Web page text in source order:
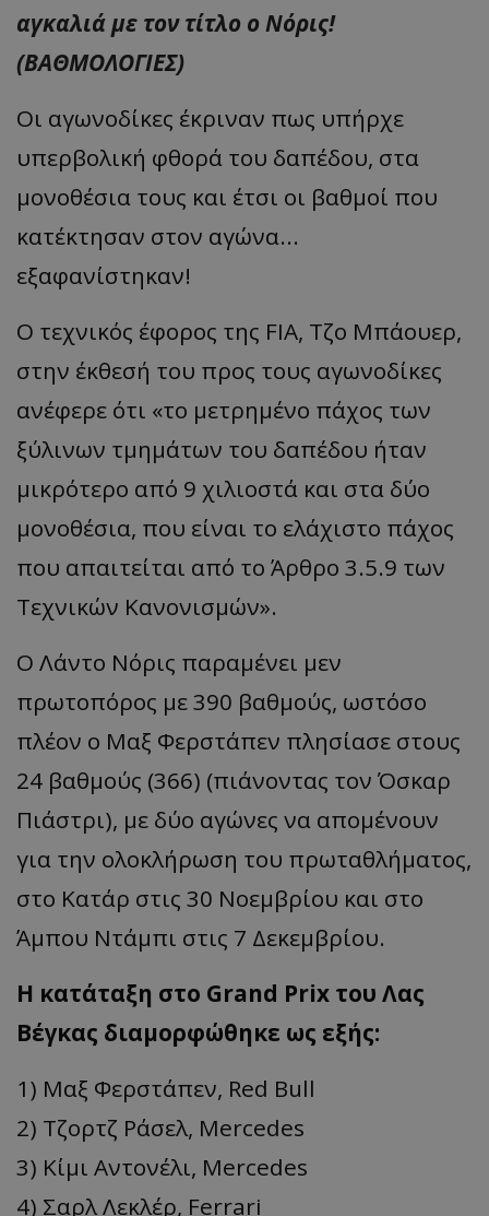
αγκαλιά με τον τίτλο ο Νόρις!
(ΒΑΘΜΟΛΟΓΙΕΣ)
Οι αγωνοδίκες έκριναν πως υπήρχε
υπερβολική φθορά του δαπέδου, στα
μονοθέσια τους και έτσι οι βαθμοί που
κατέκτησαν στον αγώνα...
εξαφανίστηκαν!
Ο τεχνικός έφορος της FIA, Τζο Μπάουερ,
στην έκθεσή του προς τους αγωνοδίκες
ανέφερε ότι «το μετρημένο πάχος των
ξύλινων τμημάτων του δαπέδου ήταν
μικρότερο από 9 χιλιοστά και στα δύο
μονοθέσια, που είναι το ελάχιστο πάχος
που απαιτείται από το Άρθρο 3.5.9 των
Τεχνικών Κανονισμών».
Ο Λάντο Νόρις παραμένει μεν
πρωτοπόρος με 390 βαθμούς, ωστόσο
πλέον ο Μαξ Φερστάπεν πλησίασε στους
24 βαθμούς (366) (πιάνοντας τον Όσκαρ
Πιάστρι), με δύο αγώνες να απομένουν
για την ολοκλήρωση του πρωταθλήματος,
στο Κατάρ στις 30 Νοεμβρίου και στο
Άμπου Ντάμπι στις 7 Δεκεμβρίου.
H κατάταξη στο Grand Prix του Λας
Βέγκας διαμορφώθηκε ως εξής:
1) Μαξ Φερστάπεν, Red Bull
2) Τζορτζ Ράσελ, Mercedes
3) Κίμι Αντονέλι, Mercedes
4) Σαρλ Λεκλέρ, Ferrari